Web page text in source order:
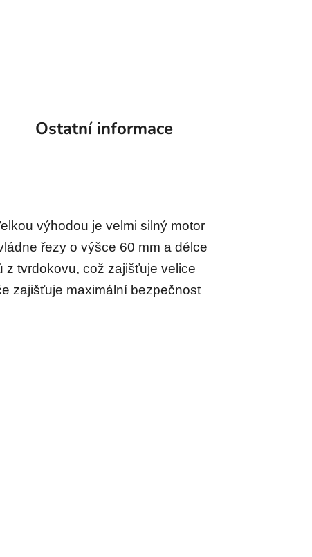
Ostatní informace
výhodou je velmi silný motor
řezy o výšce 60 mm a délce
z tvrdokovu, což zajišťuje velice
zajišťuje maximální bezpečnost